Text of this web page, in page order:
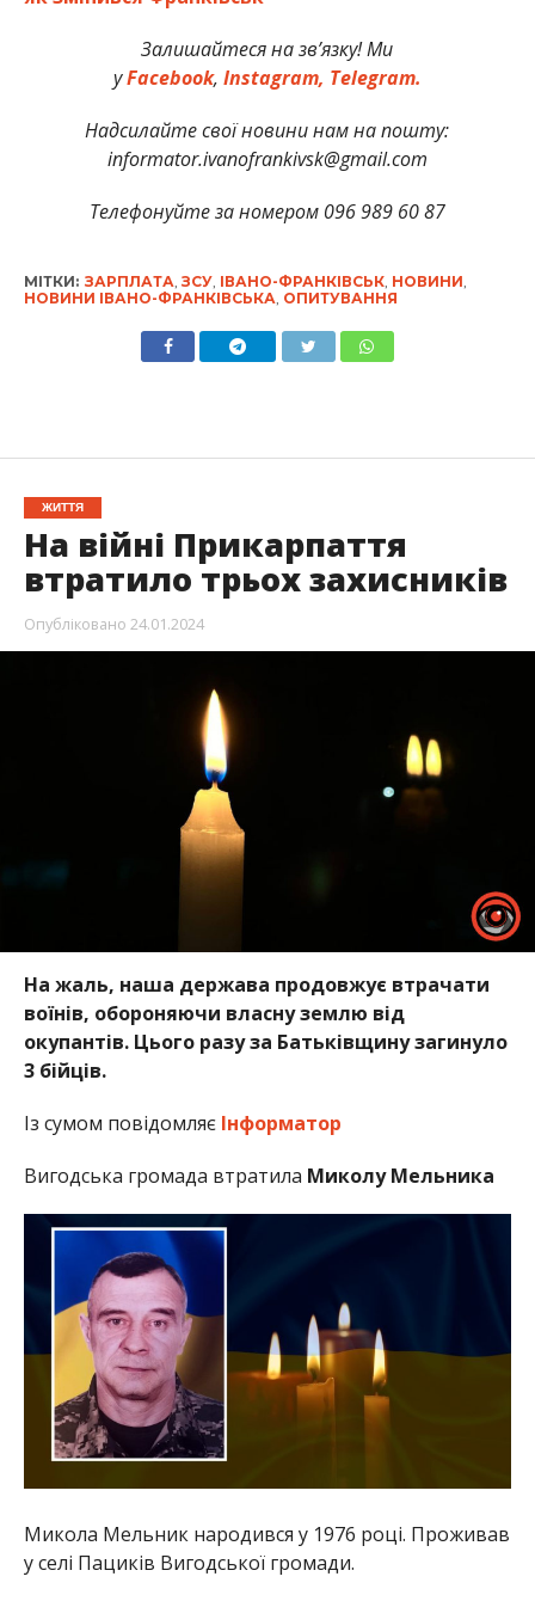
Залишайтеся на зв’язку! Ми
уFacebook, Instagram, Telegram.
Надсилайте свої новини нам на пошту:
informator.ivanofrankivsk@gmail.com
Телефонуйте за номером 096 989 60 87
МІТКИ: ЗАРПЛАТА ЗСУ, ІВАНО-ФРАНКІВСЬК, НОВИНИ
НОВИНИ ІВАНО-ФРАНКІВСЬКА ОПИТУВАННЯ
ЖИТТЯ
На війні Прикарпаття
втратило трьох захисників
Опубліковано 24.01.2024
На жаль, наша держава продовжує втрачати
воїнів, обороняючи власну землю від
окупантів. Цього разу за Батьківщину загинуло
3 бійців.
Із сумом повідомляє Інформатор
Вигодська громада втратила Миколу Мельника
Микола Мельник народився у 1976 році. Проживав
у селі Пациків Вигодської громади.